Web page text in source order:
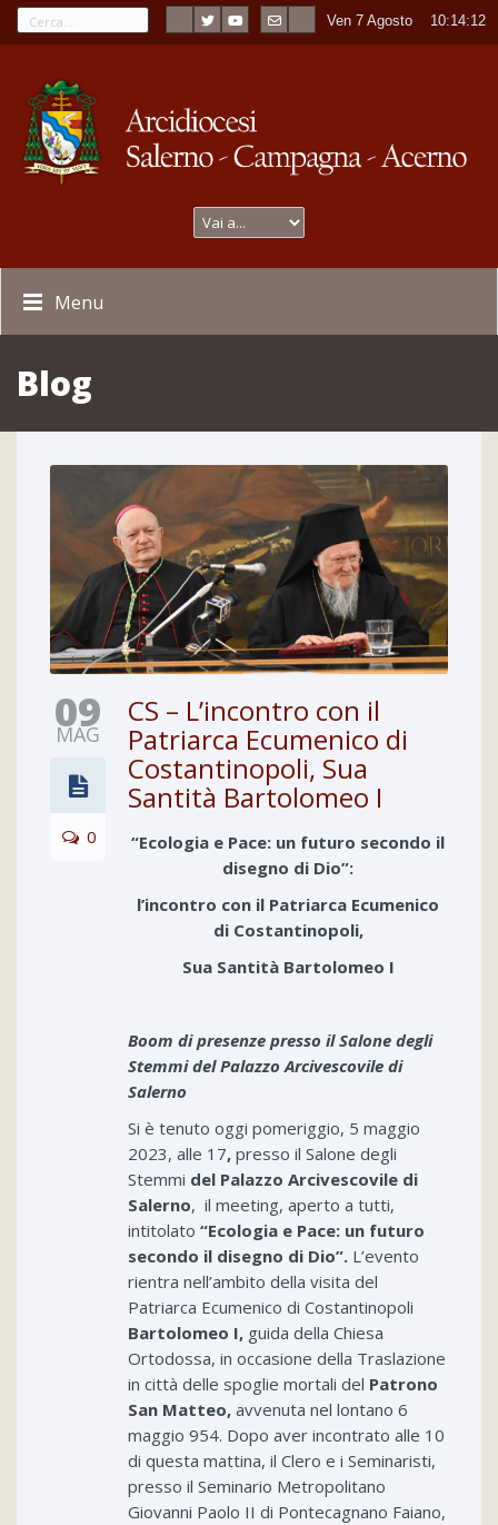
Ven 7 Agosto 10:14:14
Menu
Blog
09
MAG
0
CS – L’incontro con il
Patriarca Ecumenico di
Costantinopoli, Sua
Santità Bartolomeo I
“Ecologia e Pace: un futuro secondo il
disegno di Dio”:
l’incontro con il Patriarca Ecumenico
di Costantinopoli,
Sua Santità Bartolomeo I
Boom di presenze presso il Salone degli
Stemmidel Palazzo Arcivescovile di
Salerno
Si è tenuto oggi pomeriggio, 5 maggio
2023, alle 17, presso il Salone degli
Stemmi del Palazzo Arcivescovile di
Salerno, il meeting, aperto a tutti,
intitolato “Ecologia e Pace: un futuro
secondo il disegno di Dio”. L’evento
rientra nell’ambito della visita del
Patriarca Ecumenico di Costantinopoli
Bartolomeo I, guida della Chiesa
Ortodossa, in occasione della Traslazione
in città delle spoglie mortali del Patrono
San Matteo, avvenuta nel lontano 6
maggio 954. Dopo aver incontrato alle 10
di questa mattina, il Clero e i Seminaristi,
presso il Seminario Metropolitano
Giovanni Paolo II di Pontecagnano Faiano,